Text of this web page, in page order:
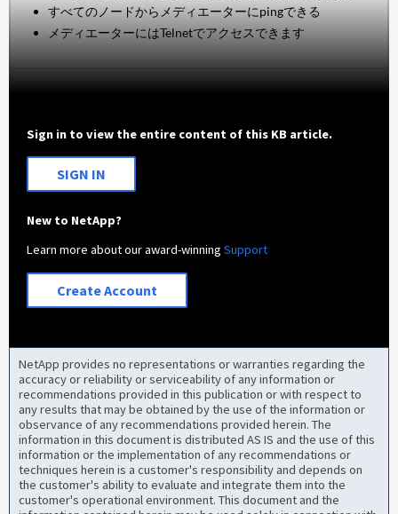
すべてのノードからメディエーターにpingできる
メディエーターにはTelnetでアクセスできます
Sign in to view the entire content of this KB article.
SIGN IN
New to NetApp?
Learn more about our award-winningSupport
Create Account
NetApp provides no representations or warranties regarding the
accuracy or reliability or serviceability of any information or
recommendations provided in this publication or with respect to
any results that may be obtained by the use of the information or
observance of any recommendations provided herein. The
information in this document is distributed AS IS and the use of this
information or the implementation of any recommendations or
techniques herein is a customer's responsibility and depends on
the customer's ability to evaluate and integrate them into the
customer's operational environment. This document and the